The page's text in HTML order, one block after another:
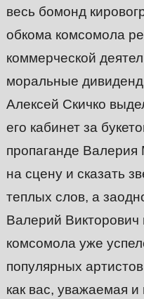
весь бомонд
обкома комсомола
коммерческой
моральные
Алексей Скичко
его кабинет за
пропаганде
на сцену и сказать
теплых слов, а
Валерий Викторович
комсомола уже
популярных
как вас, уважаемая